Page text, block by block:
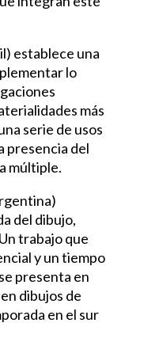
establece una
lo
más
serie de usos
presencia del
múltiple.
del dibujo,
trabajo que
y un tiempo
presenta en
dibujos de
en el sur